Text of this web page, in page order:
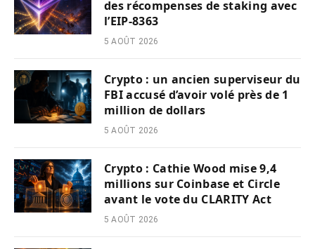
des récompenses de staking avec
l’EIP-8363
5 AOÛT 2026
Crypto : un ancien superviseur du
FBI accusé d’avoir volé près de 1
million de dollars
5 AOÛT 2026
Crypto : Cathie Wood mise 9,4
millions sur Coinbase et Circle
avant le vote du CLARITY Act
5 AOÛT 2026